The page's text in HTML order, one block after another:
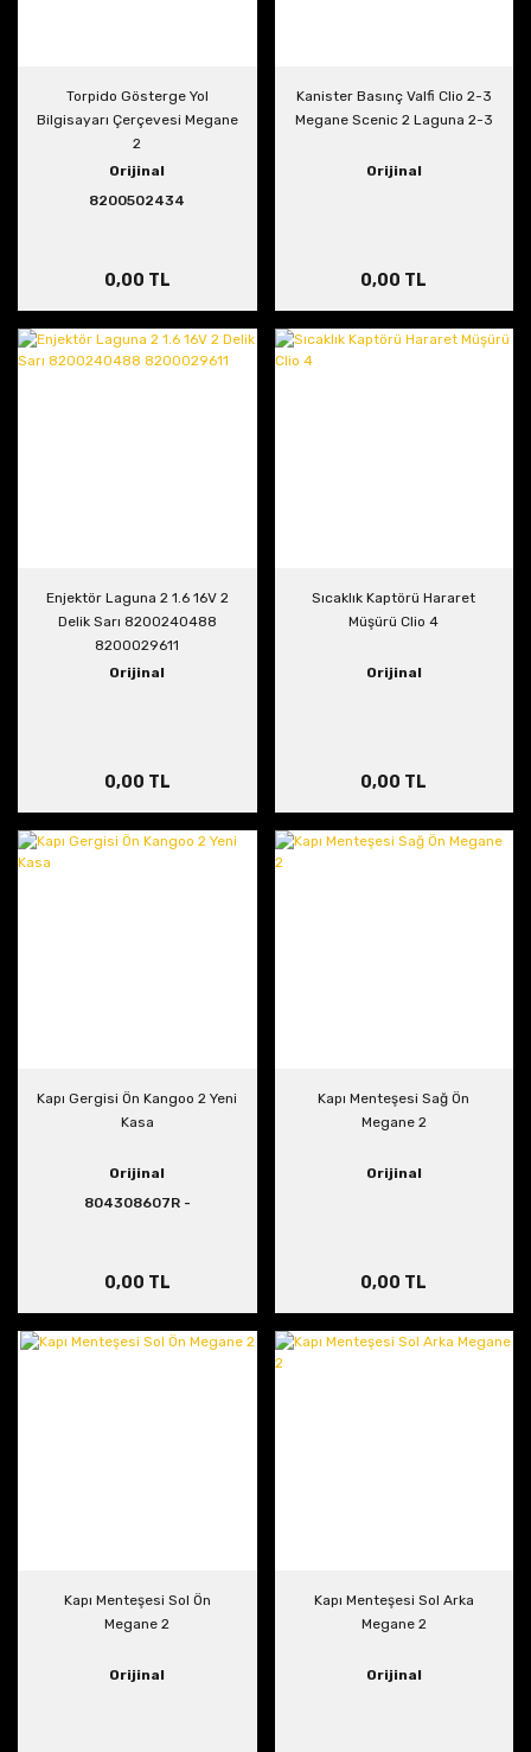
Torpido Gösterge Yol
Bilgisayarı Çerçevesi Megane
2
Orijinal
8200502434
0,00 TL
Kanister Basınç Valfi Clio 2-3
Megane Scenic 2 Laguna 2-3
Orijinal
0,00 TL
Enjektör Laguna 2 1.6 16V 2
Delik Sarı 8200240488
8200029611
Orijinal
0,00 TL
Sıcaklık Kaptörü Hararet
Müşürü Clio 4
Orijinal
0,00 TL
Kapı Gergisi Ön Kangoo 2 Yeni
Kasa
Orijinal
804308607R -
0,00 TL
Kapı Menteşesi Sağ Ön
Megane 2
Orijinal
0,00 TL
Kapı Menteşesi Sol Ön
Megane 2
Orijinal
Kapı Menteşesi Sol Arka
Megane 2
Orijinal